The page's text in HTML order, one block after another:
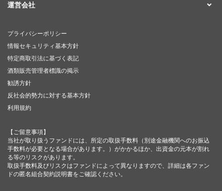
運営会社
プライバシーポリシー
情報セキュリティ基本方針
特定商取引法に基づく表記
酒類販売管理者標識の掲示
勧誘方針
反社会的勢力に対する基本方針
利用規約
【ご留意事項】
当社が取り扱うファンドには、所定の取扱手数料（別途金融機関へのお振込
手数料が必要となる場合があります。）がかかるほか、出資金の元本が割れ
る等のリスクがあります。
取扱手数料及びリスクはファンドによって異なりますので、詳細は各ファン
ドの匿名組合契約説明書をご確認ください。